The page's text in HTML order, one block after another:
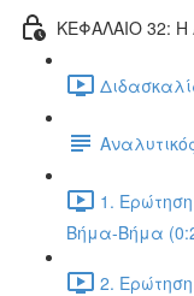
ΚΕΦΑΛΑΙΟ 32: Η
1.
Βήμα-Βήμα
2.